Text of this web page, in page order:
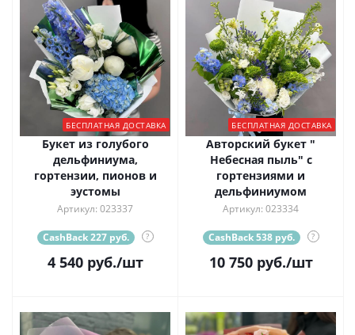
БЕСПЛАТНАЯ ДОСТАВКА
Букет из голубого
дельфиниума,
гортензии, пионов и
эустомы
Артикул: 023337
CashBack 227 руб. ?
4 540руб./шт
БЕСПЛАТНАЯ ДОСТАВКА
Авторский букет "
Небесная пыль" с
гортензиями и
дельфиниумом
Артикул: 023334
CashBack 538 руб. ?
10 750руб./шт